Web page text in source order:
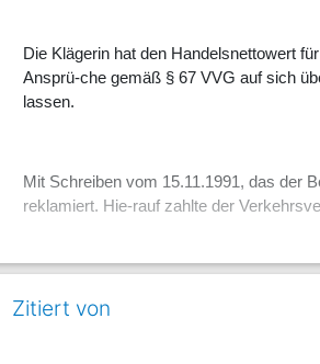
Die Klägerin hat den Handelsnettowert
Ansprü-che gemäß § 67 VVG auf sich
lassen.
Mit Schreiben vom 15.11.1991, das der
reklamiert. Hie-rauf zahlte der
schränkungen der ADSp nicht berufen,
vorsätzlichen Verhaltens ihrer leitenden
könne. Entspre-chend ihrer eigenen
Zitiert von